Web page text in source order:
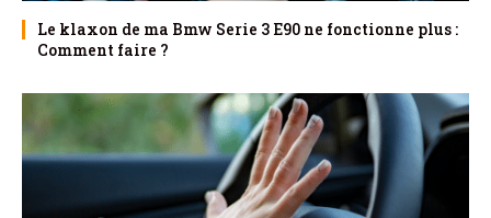
Le klaxon de ma Bmw Serie 3 E90 ne fonctionne plus :
Comment faire ?